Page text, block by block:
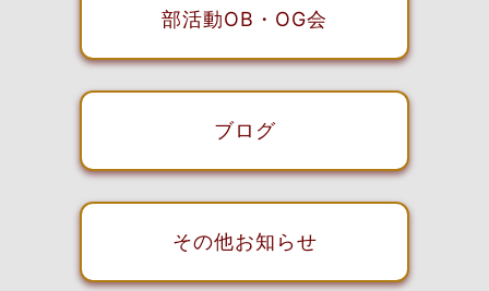
部活動OB・OG会
ブログ
その他お知らせ